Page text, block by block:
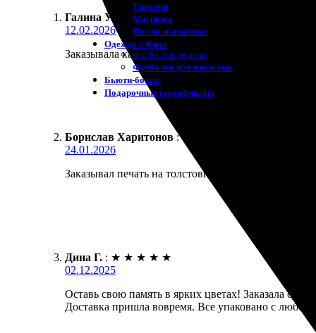
Тарелки
Магниты
Пазлы магнитные
Одежда с Фото
Футболки детские
Футболки для взрослых
Бьюти-боксы
Подарочные сертификаты
Галина У.
12.02.2026
Заказывала календарь с детскими фото на
Борислав Харитонов :
24.01.2026
Заказывал печать на толстовке. Носил всю зиму,
Дина Г. : ★ ★ ★ ★ ★
02.12.2025
Оставь свою память в ярких цветах! Заказала
Доставка пришла вовремя. Все упаковано с